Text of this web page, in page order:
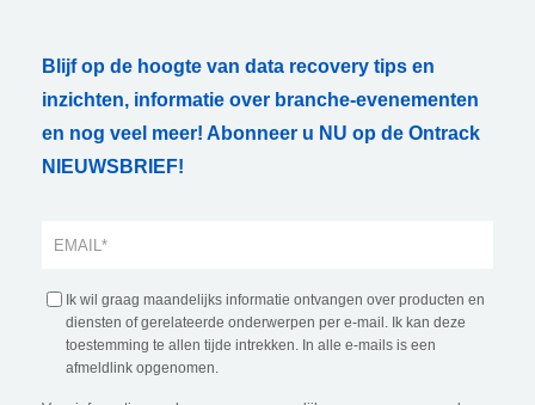
Blijf op de hoogte van data recovery tips en
inzichten, informatie over branche-evenementen
en nog veel meer! Abonneer u NU op de Ontrack
NIEUWSBRIEF!
Ik wil graag maandelijks informatie ontvangen over producten en
diensten of gerelateerde onderwerpen per e-mail. Ik kan deze
toestemming te allen tijde intrekken. In alle e-mails is een
afmeldlink opgenomen.